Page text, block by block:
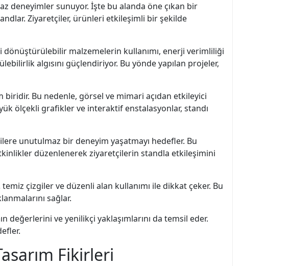
deneyimler sunuyor. İşte bu alanda öne çıkan bir
Ziyaretçiler, ürünleri etkileşimli bir şekilde
dönüştürülebilir malzemelerin kullanımı, enerji verimliliği
algısını güçlendiriyor. Bu yönde yapılan projeler,
Bu nedenle, görsel ve mimari açıdan etkileyici
ölçekli grafikler ve interaktif enstalasyonlar, standı
unutulmaz bir deneyim yaşatmayı hedefler. Bu
düzenlenerek ziyaretçilerin standla etkileşimini
çizgiler ve düzenli alan kullanımı ile dikkat çeker. Bu
sağlar.
değerlerini ve yenilikçi yaklaşımlarını da temsil eder.
Fikirleri